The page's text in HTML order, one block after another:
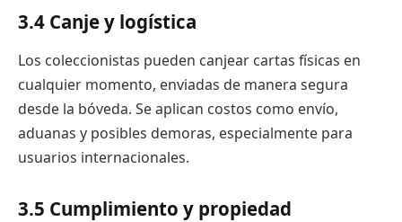
3.4 Canje y logística
Los coleccionistas pueden canjear cartas físicas en
cualquier momento, enviadas de manera segura
desde la bóveda. Se aplican costos como envío,
aduanas y posibles demoras, especialmente para
usuarios internacionales.
3.5 Cumplimiento y propiedad